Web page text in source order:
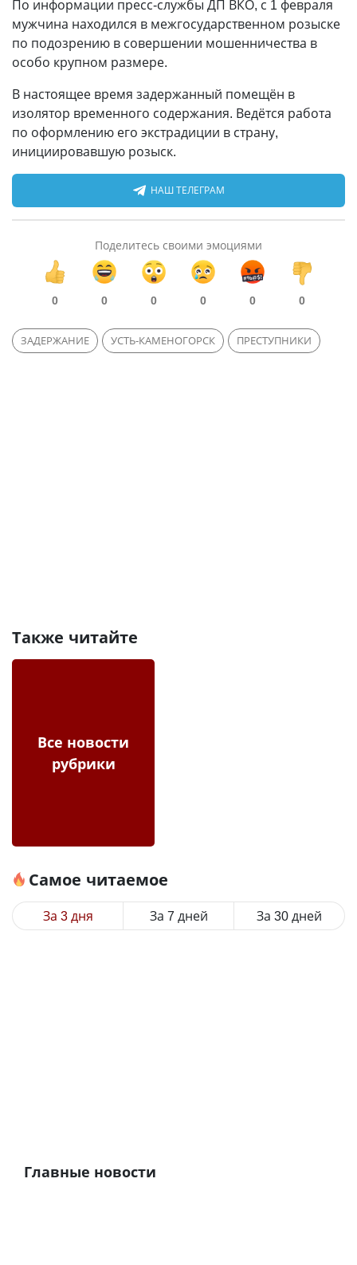
По информации пресс-службы ДП ВКО, с 1 февраля
мужчина находился в межгосударственном розыске
по подозрению в совершении мошенничества в
особо крупном размере.
В настоящее время задержанный помещён в
изолятор временного содержания. Ведётся работа
по оформлению его экстрадиции в страну,
инициировавшую розыск.
НАШ ТЕЛЕГРАМ
Поделитесь своими эмоциями
0 0 0 0 0 0
ЗАДЕРЖАНИЕ УСТЬ-КАМЕНОГОРСК ПРЕСТУПНИКИ
Также читайте
Все новости
рубрики
Самое читаемое
За 3 дня За 7 дней За 30 дней
Главные новости